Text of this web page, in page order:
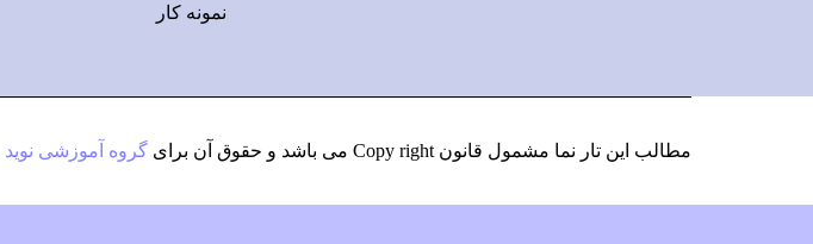
نمونه کار
مطالب این تار نما مشمول قانون Copy right می باشد و حقوق آن برای گروه آموزشی نوید